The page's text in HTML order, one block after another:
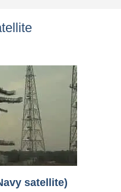
satellite)